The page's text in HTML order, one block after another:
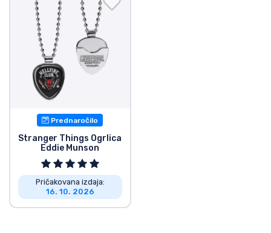
Prednaročilo
Stranger Things Ogrlica
Eddie Munson
Pričakovana izdaja:
16. 10. 2026
Ekspresna dostava
Prednaročila
Outlet izdelki
Dostava in plačilo
Tv serijske izdelki
Filmske izdelki
Risani izdelki